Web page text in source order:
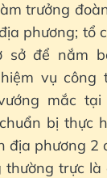
trưởng
phương; tổ
sở để nắm
vụ công
mắc tại
bị thực
địa phương 2
trực là